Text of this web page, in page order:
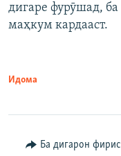
дигаре фурӯшад,
маҳкум кардааст.
Идома
Ба дигарон